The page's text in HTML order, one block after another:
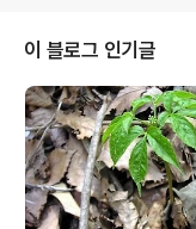
수종의 산삼을 천종 이라 합
구 대상 입니다. 최근 십몇년
심 되지 않았읍니다. 이 부분
로 절대성은 없읍니다. 지 즉
종산삼을 담아가는 자연산삼
1년에..
이 블로그 인기글